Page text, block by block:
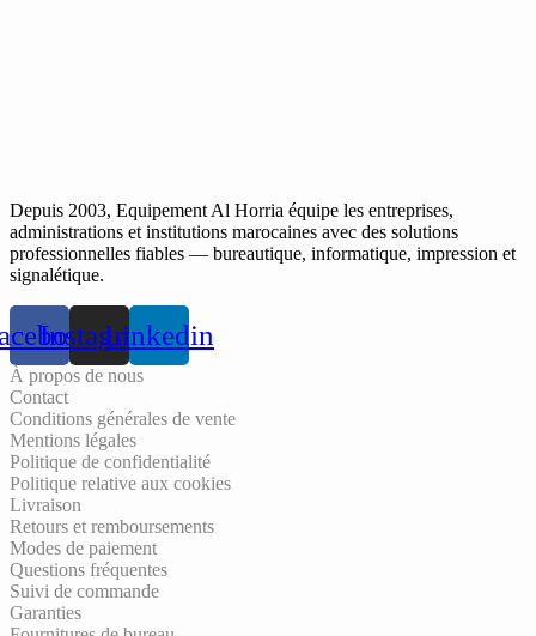
Depuis 2003, Equipement Al Horria équipe les entreprises,
administrations et institutions marocaines avec des solutions
professionnelles fiables — bureautique, informatique, impression et
signalétique.
InstagramLinkedin
À propos de nous
Contact
Conditions générales de vente
Mentions légales
Politique de confidentialité
Politique relative aux cookies
Livraison
Retours et remboursements
Modes de paiement
Questions fréquentes
Suivi de commande
Garanties